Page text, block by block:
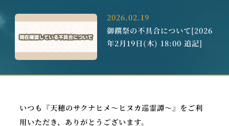
2026.02.19
御饌祭の不具合について[2026
年2月19日(木) 18:00 追記]
いつも『天穂のサクナヒメ～ヒヌカ巡霊譚～』をご利
用いただき、ありがとうございます。